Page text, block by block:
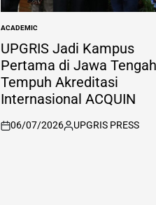
POSTED
IN
ACADEMIC
UPGRIS Jadi Kampus
Pertama di Jawa Tengah
Tempuh Akreditasi
Internasional ACQUIN
on
06/07/2026
Posted
UPGRIS PRESS